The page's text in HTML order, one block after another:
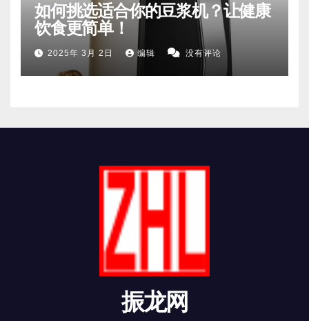
如何挑选适合你的豆浆机？让健康
饮食更简单！
2025年 3月 2日 编辑 没有评论
振龙网